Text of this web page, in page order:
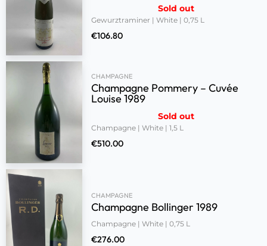
Sold out
Gewurztraminer | White | 0,75 L
€106.80
CHAMPAGNE
Champagne Pommery – Cuvée
Louise 1989
Sold out
Champagne | White | 1,5 L
€510.00
CHAMPAGNE
Champagne Bollinger 1989
Champagne | White | 0,75 L
€276.00